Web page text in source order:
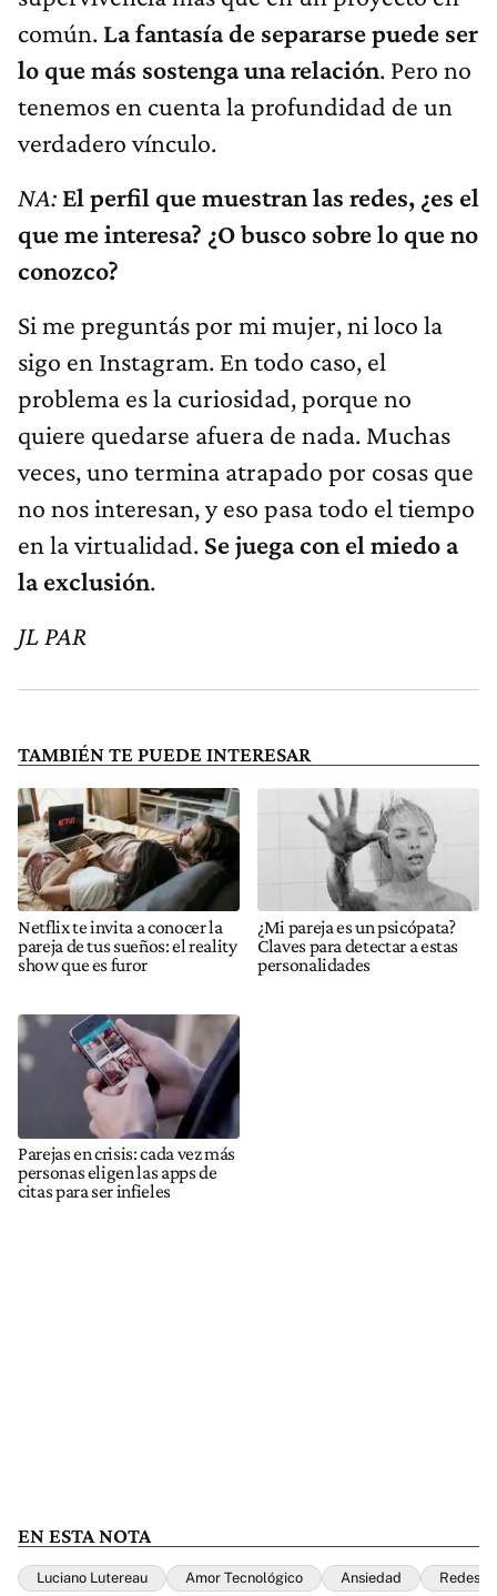
común. La fantasía de separarse puede ser
lo que más sostenga una relación. Pero no
tenemos en cuenta la profundidad de un
verdadero vínculo.
NA: El perfil que muestran las redes, ¿es el
que me interesa? ¿O busco sobre lo que no
conozco?
Si me preguntás por mi mujer, ni loco la
sigo en Instagram. En todo caso, el
problema es la curiosidad, porque no
quiere quedarse afuera de nada. Muchas
veces, uno termina atrapado por cosas que
no nos interesan, y eso pasa todo el tiempo
en la virtualidad. Se juega con el miedo a
la exclusión.
JL PAR
TAMBIÉN TE PUEDE INTERESAR
Netflix te invita a conocer la
pareja de tus sueños: el reality
show que es furor
¿Mi pareja es un psicópata?
Claves para detectar a estas
personalidades
Parejas en crisis: cada vez más
personas eligen las apps de
citas para ser infieles
EN ESTA NOTA
Luciano Lutereau Amor Tecnológico Ansiedad Redes